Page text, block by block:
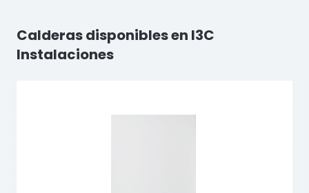
Calderas disponibles en I3C
Instalaciones